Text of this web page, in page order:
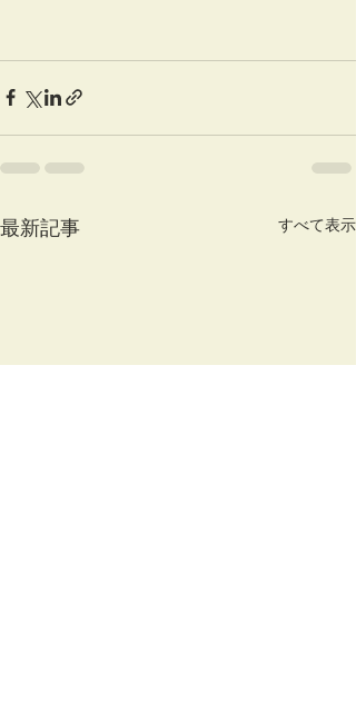
最新記事 すべて表示